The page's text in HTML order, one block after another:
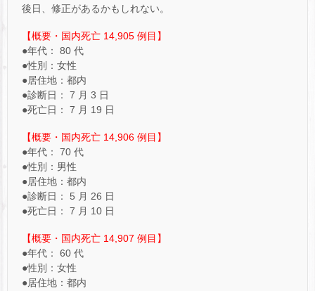
後日、修正があるかもしれない。
【概要・国内死亡 14,905 例目】
●年代： 80 代
●性別：女性
●居住地：都内
●診断日： 7 月 3 日
●死亡日： 7 月 19 日
【概要・国内死亡 14,906 例目】
●年代： 70 代
●性別：男性
●居住地：都内
●診断日： 5 月 26 日
●死亡日： 7 月 10 日
【概要・国内死亡 14,907 例目】
●年代： 60 代
●性別：女性
●居住地：都内